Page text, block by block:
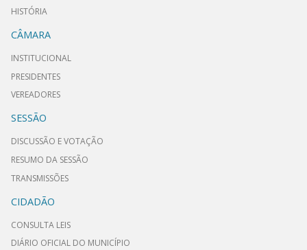
HISTÓRIA
CÂMARA
INSTITUCIONAL
PRESIDENTES
VEREADORES
SESSÃO
DISCUSSÃO E VOTAÇÃO
RESUMO DA SESSÃO
TRANSMISSÕES
CIDADÃO
CONSULTA LEIS
DIÁRIO OFICIAL DO MUNICÍPIO